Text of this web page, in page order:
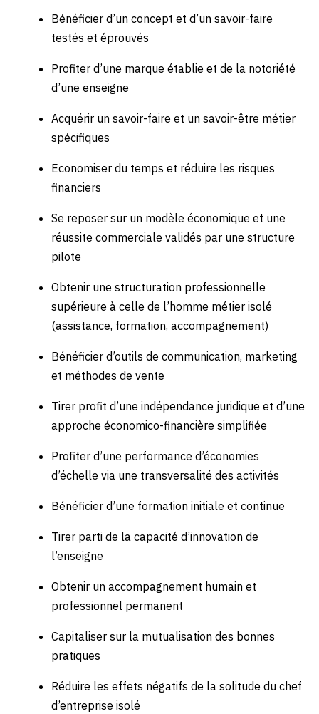
Bénéficier d’un concept et d’un savoir-faire
testés et éprouvés
Profiter d’une marque établie et de la notoriété
d’une enseigne
Acquérir un savoir-faire et un savoir-être métier
spécifiques
Economiser du temps et réduire les risques
financiers
Se reposer sur un modèle économique et une
réussite commerciale validés par une structure
pilote
Obtenir une structuration professionnelle
supérieure à celle de l’homme métier isolé
(assistance, formation, accompagnement)
Bénéficier d’outils de communication, marketing
et méthodes de vente
Tirer profit d’une indépendance juridique et d’une
approche économico-financière simplifiée
Profiter d’une performance d’économies
d’échelle via une transversalité des activités
Bénéficier d’une formation initiale et continue
Tirer parti de la capacité d’innovation de
l’enseigne
Obtenir un accompagnement humain et
professionnel permanent
Capitaliser sur la mutualisation des bonnes
pratiques
Réduire les effets négatifs de la solitude du chef
d’entreprise isolé